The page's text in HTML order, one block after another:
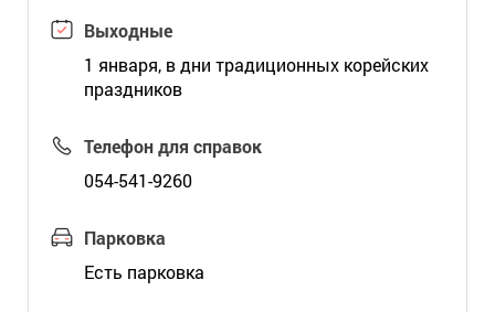
Выходные
1 января, в дни традиционных корейских
праздников
Телефон для справок
054-541-9260
Парковка
Есть парковка